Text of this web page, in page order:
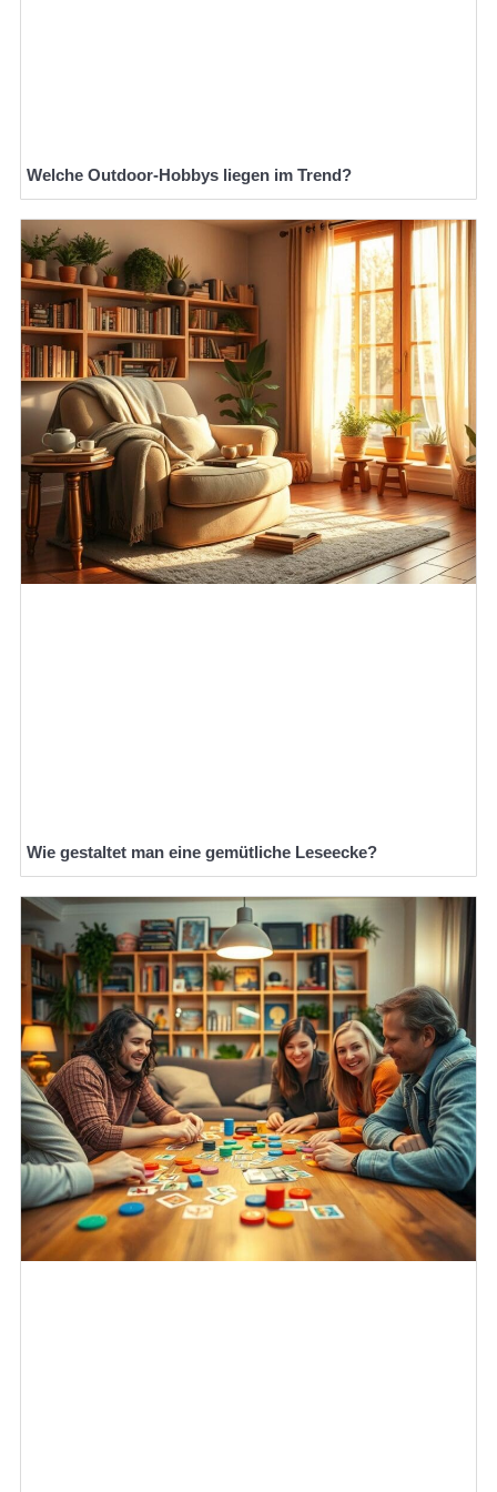
Welche Outdoor-Hobbys liegen im Trend?
Wie gestaltet man eine gemütliche Leseecke?